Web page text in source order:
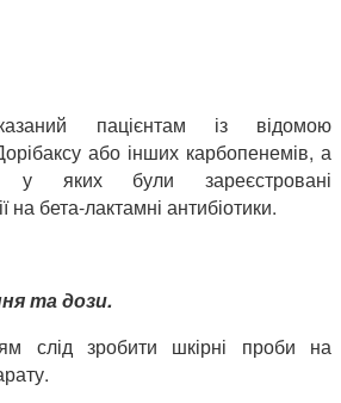
пацієнтам із відомою
або інших карбопенемів, а
у яких були зареєстровані
на бета-лактамні антибіотики.
та дози.
слід зробити шкірні проби на